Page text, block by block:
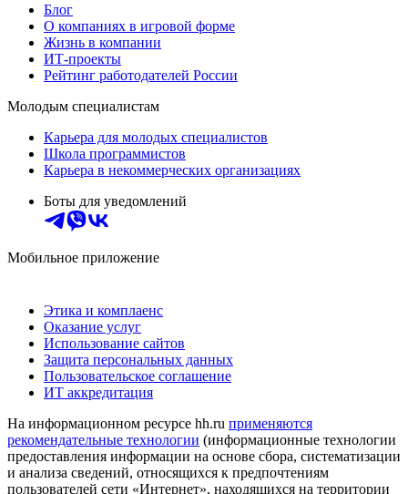
Блог
О компаниях в игровой форме
Жизнь в компании
ИТ-проекты
Рейтинг работодателей России
Молодым специалистам
Карьера для молодых специалистов
Школа программистов
Карьера в некоммерческих организациях
Боты для уведомлений
Мобильное приложение
Этика и комплаенс
Оказание услуг
Использование сайтов
Защита персональных данных
Пользовательское соглашение
ИТ аккредитация
На информационном ресурсе hh.ru применяются
рекомендательные технологии (информационные технологии
предоставления информации на основе сбора, систематизации
и анализа сведений, относящихся к предпочтениям
пользователей сети «Интернет», находящихся на территории